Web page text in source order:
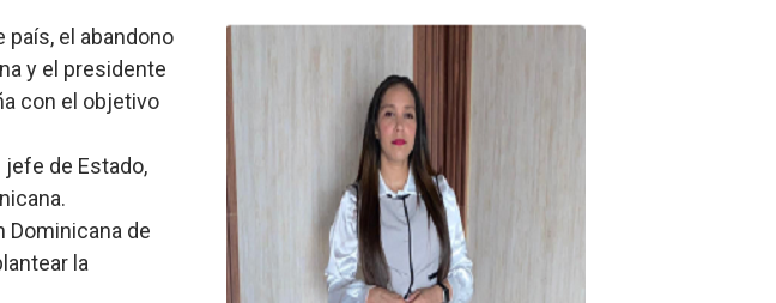
en zonas protegidas del país
a comerciantes impactados por la obra vial, en cumplimiento de un
el abandono
y el presidente
con el objetivo
de Estado,
Dominicana de
la